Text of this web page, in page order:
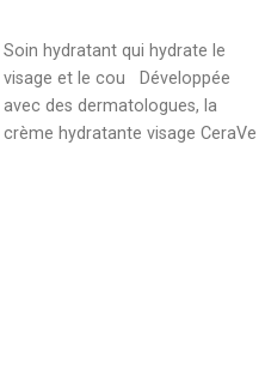
Soin hydratant qui hydrate le
visage et le cou Développée
avec des dermatologues, la
crème hydratante visage CeraVe